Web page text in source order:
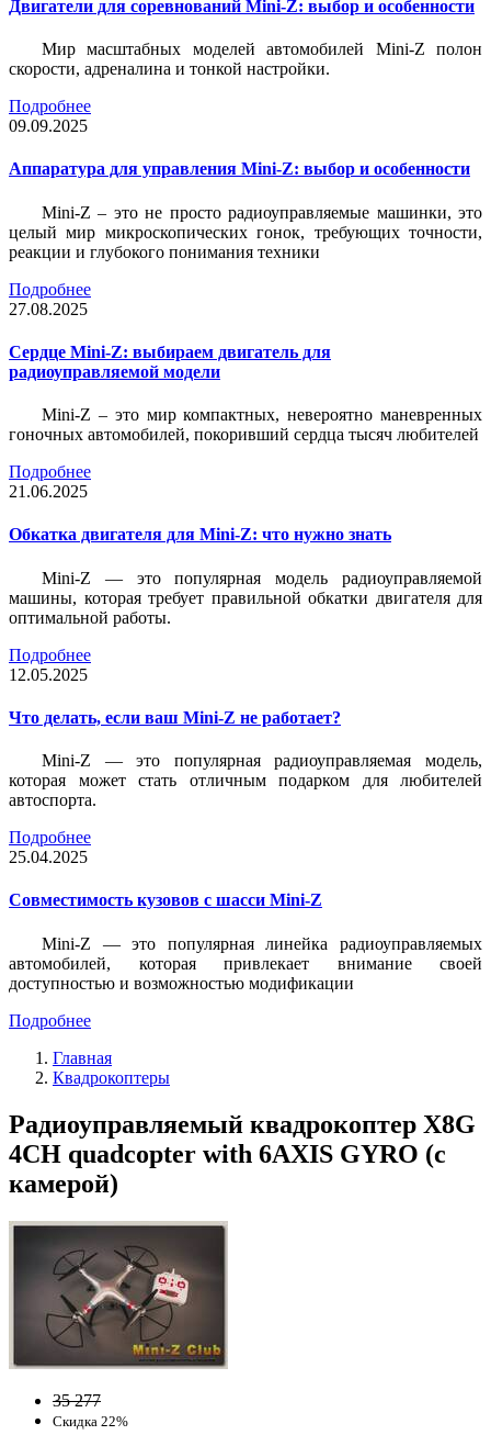
Двигатели для соревнований Mini-Z: выбор и особенности
Мир масштабных моделей автомобилей Mini-Z полон
скорости, адреналина и тонкой настройки.
Подробнее
09.09.2025
Аппаратура для управления Mini-Z: выбор и особенности
Mini-Z – это не просто радиоуправляемые машинки, это
целый мир микроскопических гонок, требующих точности,
реакции и глубокого понимания техники
Подробнее
27.08.2025
Сердце Mini-Z: выбираем двигатель для
радиоуправляемой модели
Mini-Z – это мир компактных, невероятно маневренных
гоночных автомобилей, покоривший сердца тысяч любителей
Подробнее
21.06.2025
Обкатка двигателя для Mini-Z: что нужно знать
Mini-Z — это популярная модель радиоуправляемой
машины, которая требует правильной обкатки двигателя для
оптимальной работы.
Подробнее
12.05.2025
Что делать, если ваш Mini-Z не работает?
Mini-Z — это популярная радиоуправляемая модель,
которая может стать отличным подарком для любителей
автоспорта.
Подробнее
25.04.2025
Совместимость кузовов с шасси Mini-Z
Mini-Z — это популярная линейка радиоуправляемых
автомобилей, которая привлекает внимание своей
доступностью и возможностью модификации
Подробнее
Главная
Квадрокоптеры
Радиоуправляемый квадрокоптер X8G
4CH quadcopter with 6AXIS GYRO (с
камерой)
35 277
Скидка 22%